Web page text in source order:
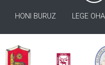
HONI BURUZ LEGE